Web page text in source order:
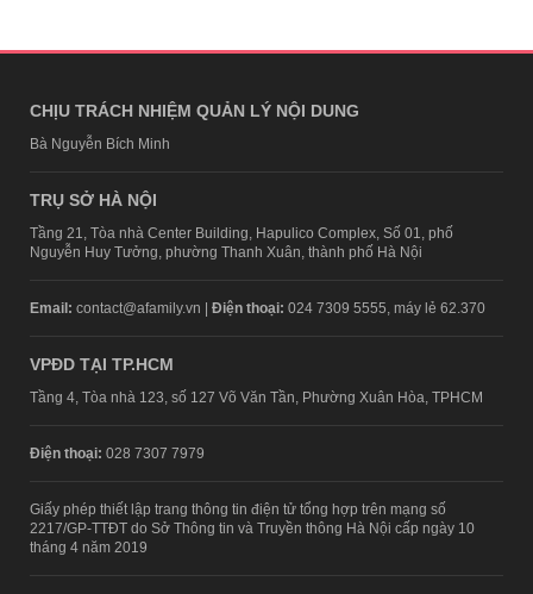
CHỊU TRÁCH NHIỆM QUẢN LÝ NỘI DUNG
Bà Nguyễn Bích Minh
TRỤ SỞ HÀ NỘI
Tầng 21, Tòa nhà Center Building, Hapulico Complex, Số 01, phố
Nguyễn Huy Tưởng, phường Thanh Xuân, thành phố Hà Nội
Email: contact@afamily.vn | Điện thoại: 024 7309 5555, máy lẻ 62.370
VPĐD TẠI TP.HCM
Tầng 4, Tòa nhà 123, số 127 Võ Văn Tần, Phường Xuân Hòa, TPHCM
Điện thoại: 028 7307 7979
Giấy phép thiết lập trang thông tin điện tử tổng hợp trên mạng số
2217/GP-TTĐT do Sở Thông tin và Truyền thông Hà Nội cấp ngày 10
tháng 4 năm 2019